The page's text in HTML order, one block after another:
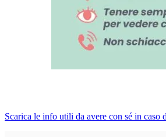
Scarica le info utili da avere con sé in caso